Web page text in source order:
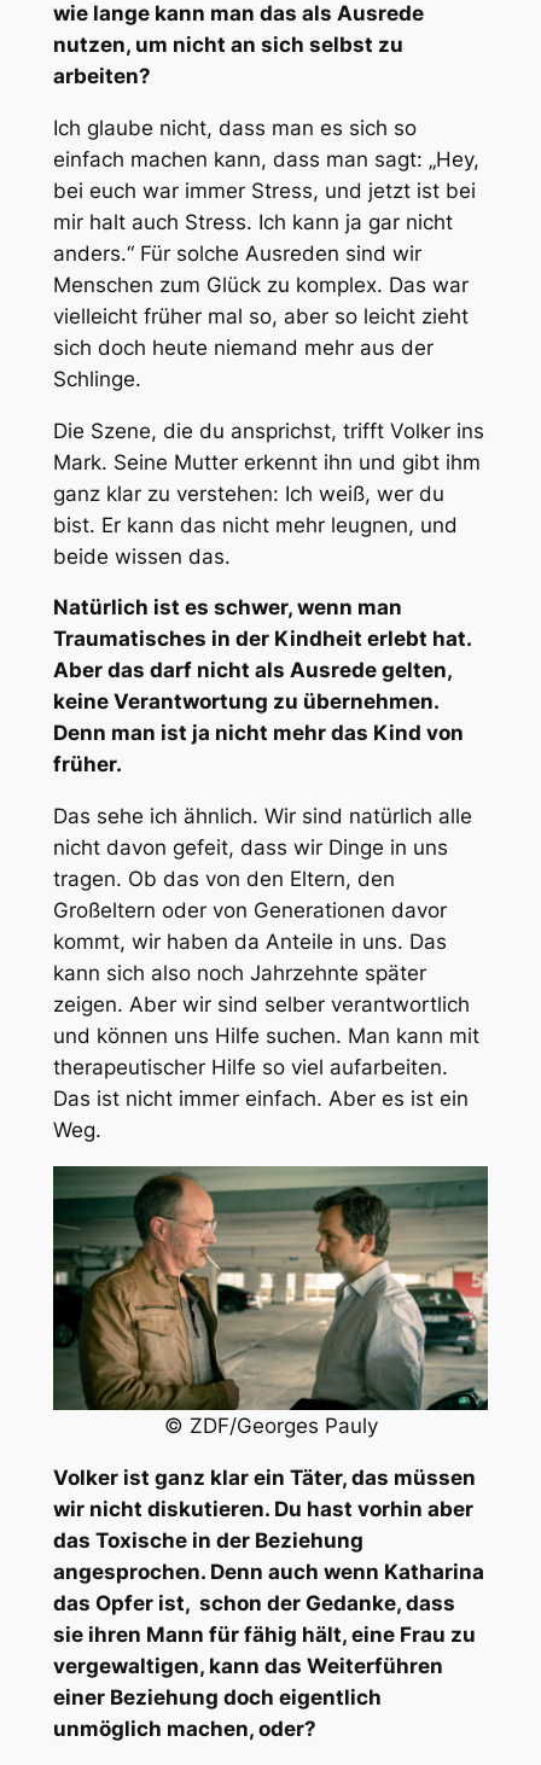
wie lange kann man das als Ausrede
nutzen, um nicht an sich selbst zu
arbeiten?
Ich glaube nicht, dass man es sich so
einfach machen kann, dass man sagt: „Hey,
bei euch war immer Stress, und jetzt ist bei
mir halt auch Stress. Ich kann ja gar nicht
anders.“ Für solche Ausreden sind wir
Menschen zum Glück zu komplex. Das war
vielleicht früher mal so, aber so leicht zieht
sich doch heute niemand mehr aus der
Schlinge.
Die Szene, die du ansprichst, trifft Volker ins
Mark. Seine Mutter erkennt ihn und gibt ihm
ganz klar zu verstehen: Ich weiß, wer du
bist. Er kann das nicht mehr leugnen, und
beide wissen das.
Natürlich ist es schwer, wenn man
Traumatisches in der Kindheit erlebt hat.
Aber das darf nicht als Ausrede gelten,
keine Verantwortung zu übernehmen.
Denn man ist ja nicht mehr das Kind von
früher.
Das sehe ich ähnlich. Wir sind natürlich alle
nicht davon gefeit, dass wir Dinge in uns
tragen. Ob das von den Eltern, den
Großeltern oder von Generationen davor
kommt, wir haben da Anteile in uns. Das
kann sich also noch Jahrzehnte später
zeigen. Aber wir sind selber verantwortlich
und können uns Hilfe suchen. Man kann mit
therapeutischer Hilfe so viel aufarbeiten.
Das ist nicht immer einfach. Aber es ist ein
Weg.
© ZDF/Georges Pauly
Volker ist ganz klar ein Täter, das müssen
wir nicht diskutieren. Du hast vorhin aber
das Toxische in der Beziehung
angesprochen. Denn auch wenn Katharina
das Opfer ist, schon der Gedanke, dass
sie ihren Mann für fähig hält, eine Frau zu
vergewaltigen, kann das Weiterführen
einer Beziehung doch eigentlich
unmöglich machen, oder?